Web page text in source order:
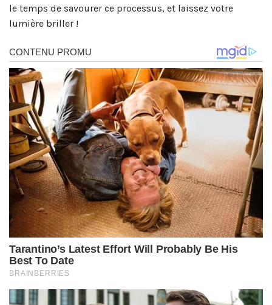
le temps de savourer ce processus, et laissez votre
lumière briller !